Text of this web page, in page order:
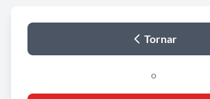
Tornar
o